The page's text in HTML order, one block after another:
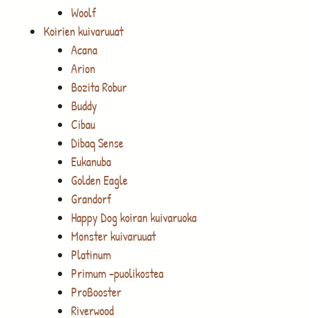
Woolf
Koirien kuivaruuat
Acana
Arion
Bozita Robur
Buddy
Cibau
Dibaq Sense
Eukanuba
Golden Eagle
Grandorf
Happy Dog koiran kuivaruoka
Monster kuivaruuat
Platinum
Primum -puolikostea
ProBooster
Riverwood